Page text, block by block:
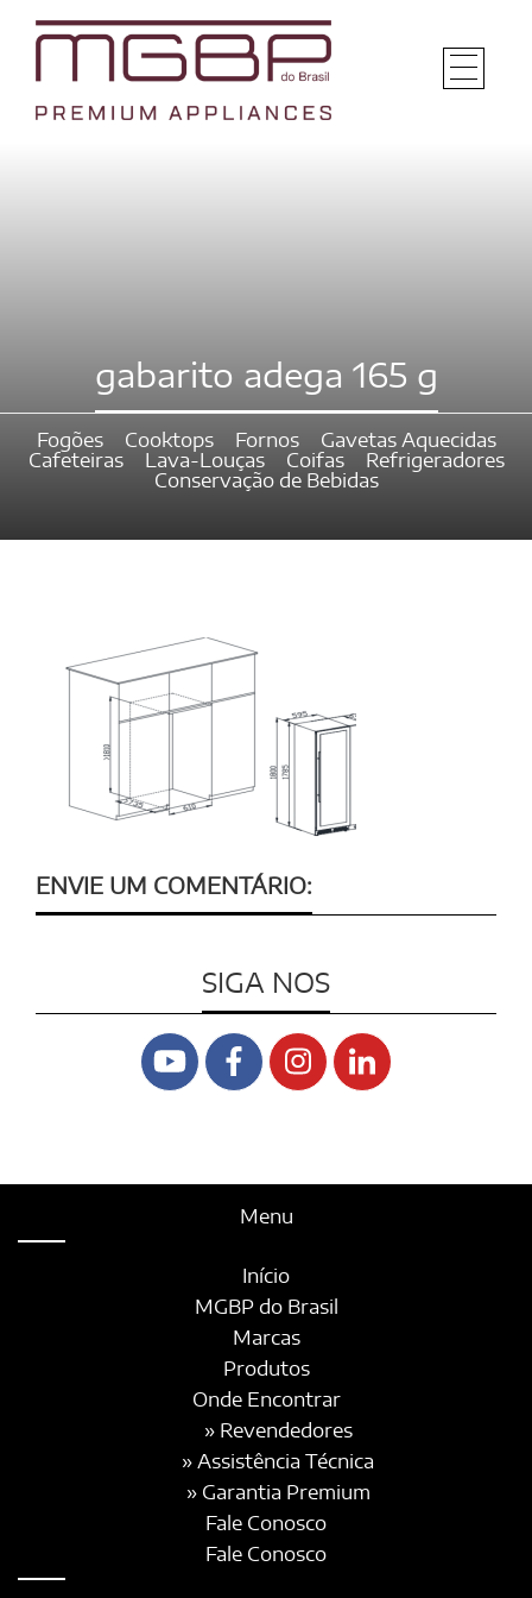
gabarito adega 165 g
Fogões Cooktops Fornos
Gavetas Aquecidas
Cafeteiras
Lava-Louças Coifas
Refrigeradores
Conservação de Bebidas
ENVIE UM COMENTÁRIO:
SIGA NOS
Menu
Início
MGBP do Brasil
Marcas
Produtos
Onde Encontrar
» Revendedores
» Assistência Técnica
» Garantia Premium
Fale Conosco
Fale Conosco